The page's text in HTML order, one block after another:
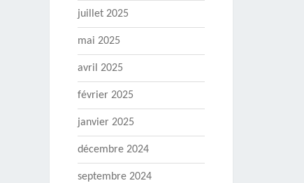
juillet 2025
mai 2025
avril 2025
février 2025
janvier 2025
décembre 2024
septembre 2024